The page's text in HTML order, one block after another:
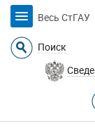
Весь СтГАУ
Поиск